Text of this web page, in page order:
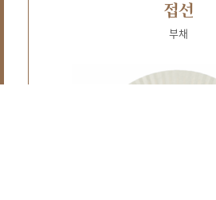
접선
부채